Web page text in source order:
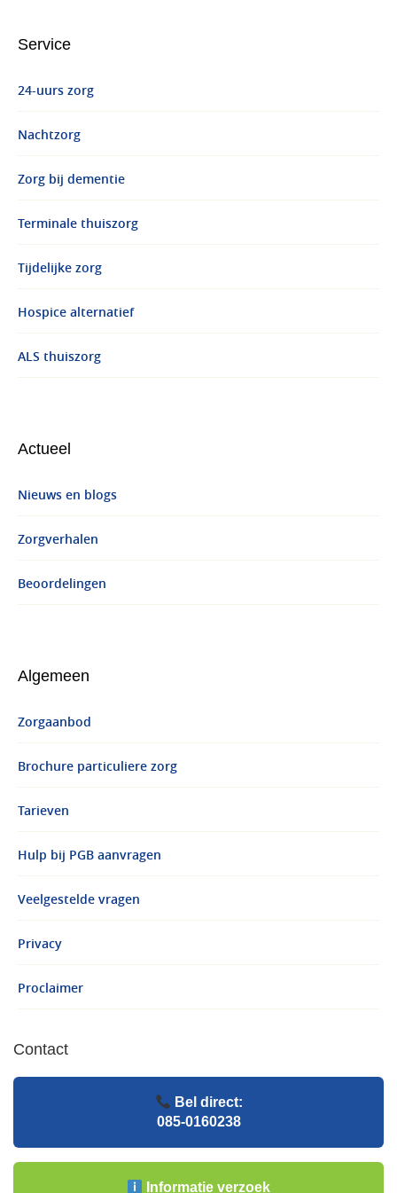
Service
24-uurs zorg
Nachtzorg
Zorg bij dementie
Terminale thuiszorg
Tijdelijke zorg
Hospice alternatief
ALS thuiszorg
Actueel
Nieuws en blogs
Zorgverhalen
Beoordelingen
Algemeen
Zorgaanbod
Brochure particuliere zorg
Tarieven
Hulp bij PGB aanvragen
Veelgestelde vragen
Privacy
Proclaimer
Contact
Bel direct:
085-0160238
Informatie verzoek